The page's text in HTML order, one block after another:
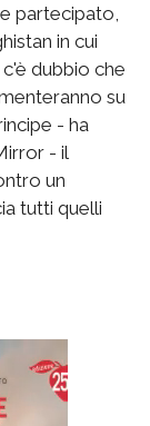
partecipato,
in cui
dubbio che
su
- ha
- il
un
tutti quelli